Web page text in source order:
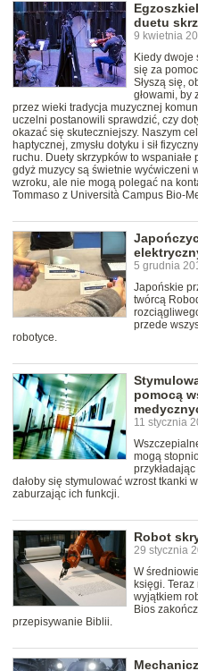
duetu
9 kwietnia
Kiedy dwoje
się za
Słyszą się,
głowami, by
przez wieki tradycja muzycznej
uczelni postanowili sprawdzić, czy
okazać się skuteczniejszy. Naszym
haptycznej, zmysłu dotyku i sił
ruchu. Duety skrzypków to
gdyż muzycy są świetnie wyćwiczeni
wzroku, ale nie mogą polegać na
Tommaso z Università Campus Bio-
5 grudnia
Japońskie
twórcą
przede
robotyce.
pomocą
11 stycznia
mogą
dałoby się stymulować wzrost tkanki
zaburzając ich funkcji.
Robot
29 stycznia
W
księgi.
wyjątkiem
Bios
przepisywanie Biblii.